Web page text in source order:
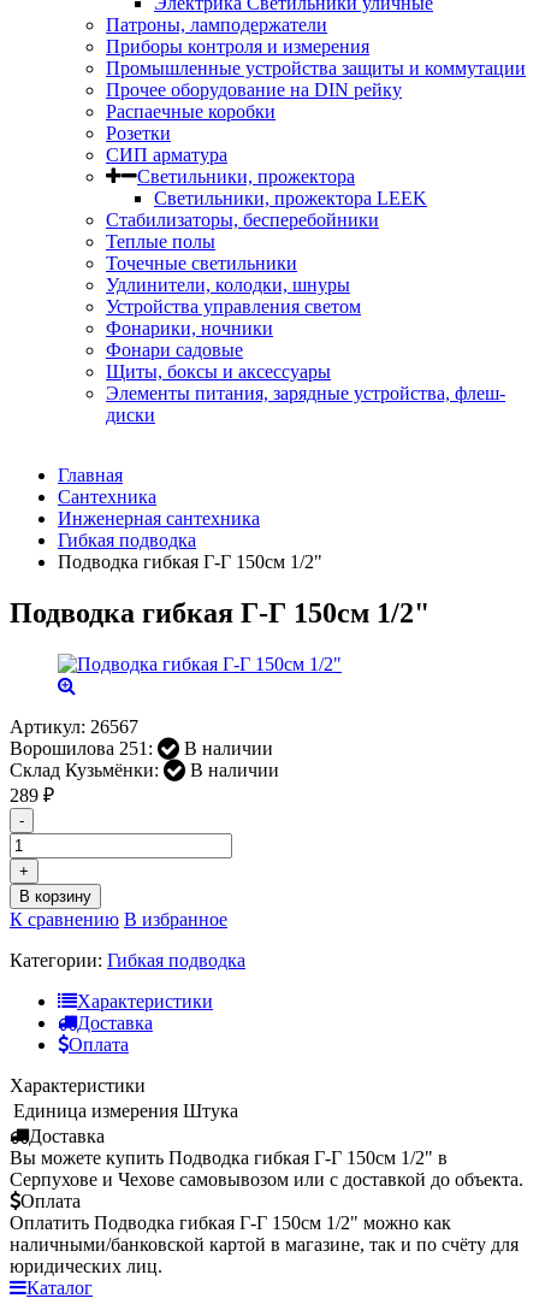
Патроны, ламподержатели
Приборы контроля и измерения
Промышленные устройства защиты и коммутации
Прочее оборудование на DIN рейку
Распаечные коробки
Розетки
СИП арматура
Светильники, прожектора
Светильники, прожектора LEEK
Стабилизаторы, бесперебойники
Теплые полы
Точечные светильники
Удлинители, колодки, шнуры
Устройства управления светом
Фонарики, ночники
Фонари садовые
Щиты, боксы и аксессуары
Элементы питания, зарядные устройства, флеш-
диски
Главная
Сантехника
Инженерная сантехника
Гибкая подводка
Подводка гибкая Г-Г 150см 1/2"
Подводка гибкая Г-Г 150см 1/2"
Артикул: 26567
Ворошилова 251:
В наличии
Склад Кузьмёнки:
В наличии
289 ₽
-
+
В корзину
К сравнению В избранное
Категории: Гибкая подводка
Характеристики
Доставка
Оплата
Характеристики
Единица измерения Штука
Доставка
Вы можете купить Подводка гибкая Г-Г 150см 1/2" в
Серпухове и Чехове самовывозом или с доставкой до объекта.
Оплата
Оплатить Подводка гибкая Г-Г 150см 1/2" можно как
наличными/банковской картой в магазине, так и по счёту для
юридических лиц.
Каталог